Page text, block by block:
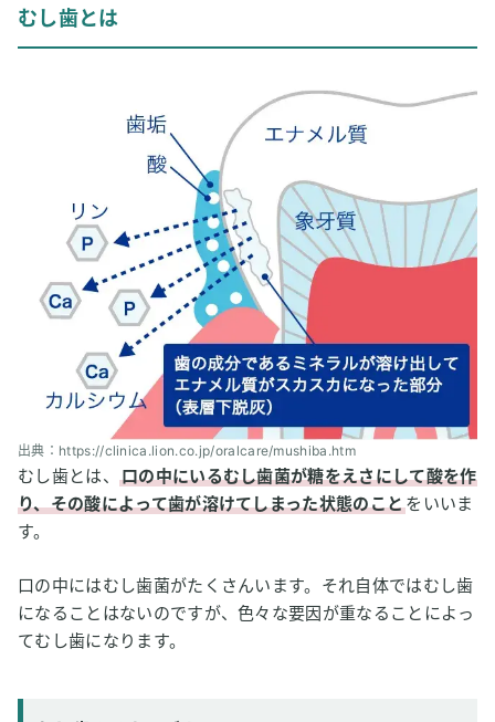
水素吸入は虫歯の予防や改善に効果的？
水素水がむし歯の予防に効果あり？
水素吸入はむし歯の改善に効果はある？
【私はこう考える】水素吸入とむし歯
むし歯とは
出典：https://clinica.lion.co.jp/oralcare/mushiba.htm
むし歯とは、
口の中にいるむし歯菌が糖をえさにして酸を作
り、その酸によって歯が溶けてしまった状態のことをいいま
す。
口の中にはむし歯菌がたくさんいます。それ自体ではむし歯
になることはないのですが、色々な要因が重なることによっ
てむし歯になります。